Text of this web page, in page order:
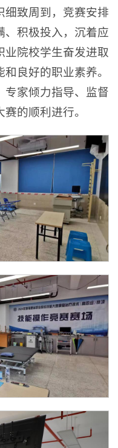
细致周到，竞赛安排
、积极投入，沉着应
业院校学生奋发进取
良好的职业素养。
专家倾力指导、监督
的顺利进行。